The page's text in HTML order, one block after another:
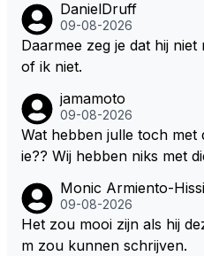
zitten. Om die reden is
e hoort soms ook wel
n sparen als de race
door die 1 liter te verhogen
e ronden achter SC niet mee te
SC moet er na afloop niet
DanielDruff
09-08-2026
Daarmee zeg je dat hij
of ik niet.
jamamoto
09-08-2026
Wat hebben julle toch met
ie?? Wij hebben niks met
Monic Armiento-
09-08-2026
Het zou mooi zijn als hij
m zou kunnen schrijven.